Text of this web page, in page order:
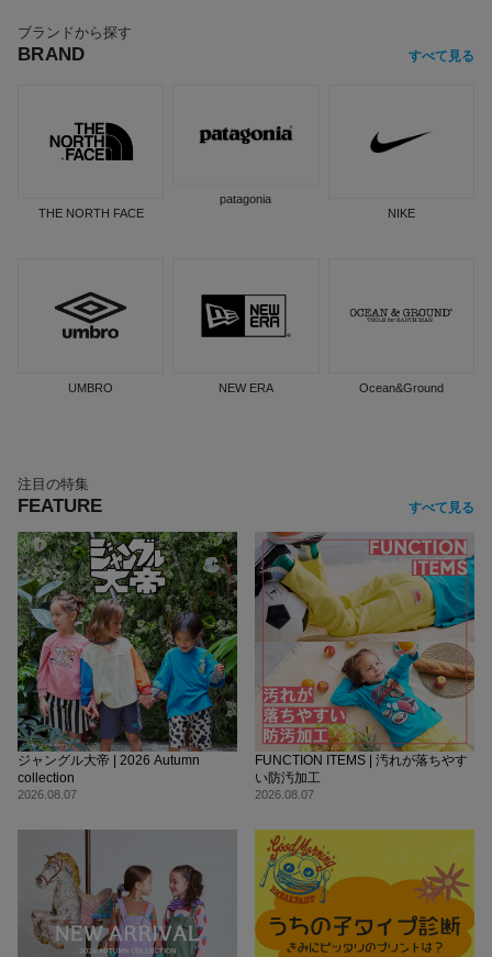
ブランドから探す
BRAND すべて見る
THE NORTH FACE
patagonia
NIKE
UMBRO NEW ERA Ocean&Ground
注目の特集
FEATURE すべて見る
ジャングル大帝 | 2026 Autumn
collection
2026.08.07
FUNCTION ITEMS | 汚れが落ちやす
い防汚加工
2026.08.07